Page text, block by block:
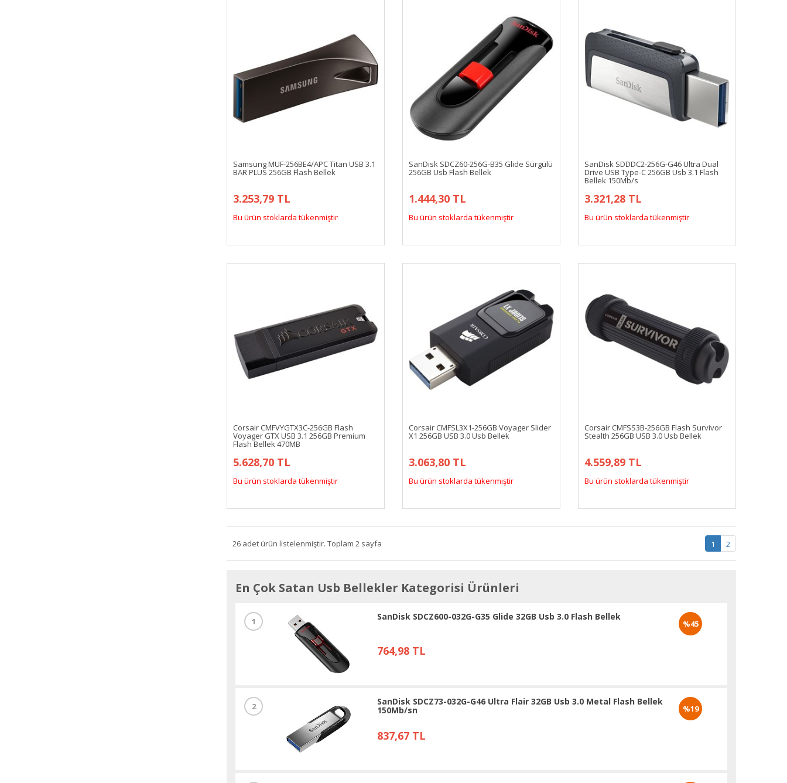
Samsung MUF-256BE4/APC Titan USB 3.1
BAR PLUS 256GB Flash Bellek
3.253,79 TL
Bu ürün stoklarda tükenmiştir
SanDisk SDCZ60-256G-B35 Glide Sürgülü
256GB Usb Flash Bellek
1.444,30 TL
Bu ürün stoklarda tükenmiştir
SanDisk SDDDC2-256G-G46 Ultra Dual
Drive USB Type-C 256GB Usb 3.1 Flash
Bellek 150Mb/s
3.321,28 TL
Bu ürün stoklarda tükenmiştir
Corsair CMFVYGTX3C-256GB Flash
Voyager GTX USB 3.1 256GB Premium
Flash Bellek 470MB
5.628,70 TL
Bu ürün stoklarda tükenmiştir
Corsair CMFSL3X1-256GB Voyager Slider
X1 256GB USB 3.0 Usb Bellek
3.063,80 TL
Bu ürün stoklarda tükenmiştir
Corsair CMFSS3B-256GB Flash Survivor
Stealth 256GB USB 3.0 Usb Bellek
4.559,89 TL
Bu ürün stoklarda tükenmiştir
26 adet ürün listelenmiştir. Toplam 2 sayfa 1 2
En Çok Satan Usb Bellekler Kategorisi Ürünleri
1 SanDisk SDCZ600-032G-G35 Glide 32GB Usb 3.0 Flash Bellek
764,98 TL
%45
2 SanDisk SDCZ73-032G-G46 Ultra Flair 32GB Usb 3.0 Metal Flash Bellek
150Mb/sn
837,67 TL
%19